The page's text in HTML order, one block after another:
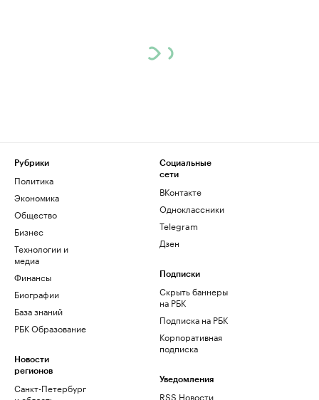
Рубрики
Политика
Экономика
Общество
Бизнес
Технологии и
медиа
Финансы
Биографии
База знаний
РБК Образование
Новости
регионов
Санкт-Петербург
Социальные
сети
ВКонтакте
Одноклассники
Telegram
Дзен
Подписки
Скрыть баннеры
на РБК
Подписка на РБК
Корпоративная
подписка
Уведомления
RSS Новости